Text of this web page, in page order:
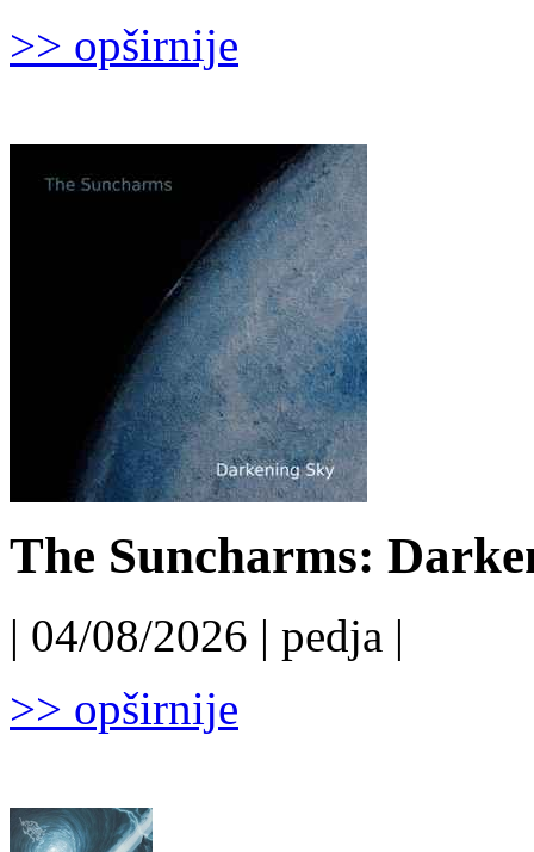
>> opširnije
The Suncharms:
| 04/08/2026 | pedja |
>> opširnije